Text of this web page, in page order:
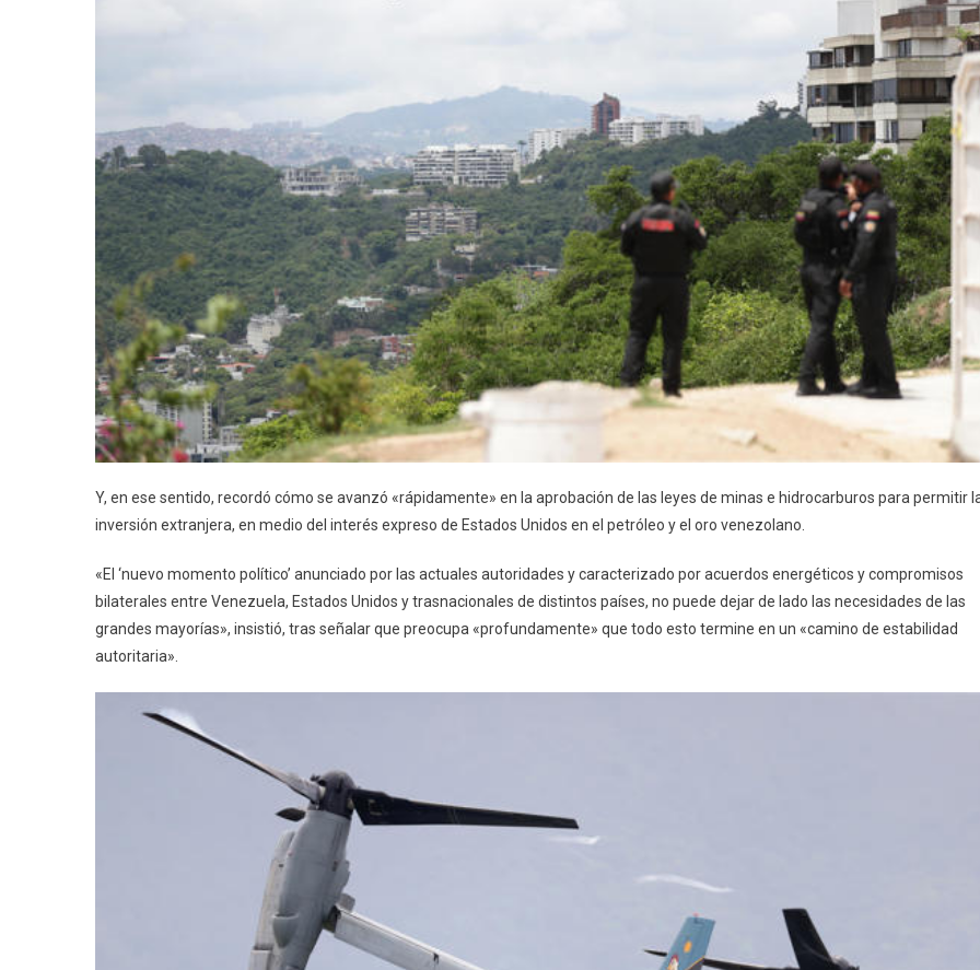
Y, en ese sentido, recordó cómo se avanzó «rápidamente» en la aprobación de las leyes de minas e hidrocarburos para permitir
inversión extranjera, en medio del interés expreso de Estados Unidos en el petróleo y el oro venezolano.
«El ‘nuevo momento político’ anunciado por las actuales autoridades y caracterizado por acuerdos energéticos y compromisos
bilaterales entre Venezuela, Estados Unidos y trasnacionales de distintos países, no puede dejar de lado las necesidades de las
grandes mayorías», insistió, tras señalar que preocupa «profundamente» que todo esto termine en un «camino de estabilidad
autoritaria».